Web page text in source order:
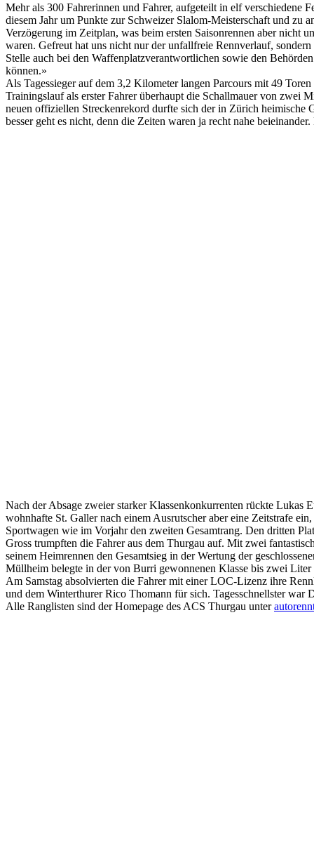
Mehr als 300 Fahrerinnen und Fahrer, aufgeteilt in elf verschiedene
diesem Jahr um Punkte zur Schweizer Slalom-Meisterschaft und zu
Verzögerung im Zeitplan, was beim ersten Saisonrennen aber nicht
waren. Gefreut hat uns nicht nur der unfallfreie Rennverlauf,
Stelle auch bei den Waffenplatzverantwortlichen sowie den
können.»
Als Tagessieger auf dem 3,2 Kilometer langen Parcours mit 49
Trainingslauf als erster Fahrer überhaupt die Schallmauer von zwei
neuen offiziellen Streckenrekord durfte sich der in Zürich heimische
besser geht es nicht, denn die Zeiten waren ja recht nahe
Nach der Absage zweier starker Klassenkonkurrenten rückte Lukas
wohnhafte St. Galler nach einem Ausrutscher aber eine Zeitstrafe
Sportwagen wie im Vorjahr den zweiten Gesamtrang. Den dritten
Gross trumpften die Fahrer aus dem Thurgau auf. Mit zwei
seinem Heimrennen den Gesamtsieg in der Wertung der
Müllheim belegte in der von Burri gewonnenen Klasse bis zwei
Am Samstag absolvierten die Fahrer mit einer LOC-Lizenz ihre
und dem Winterthurer Rico Thomann für sich. Tagesschnellster
Alle Ranglisten sind der Homepage des ACS Thurgau unter